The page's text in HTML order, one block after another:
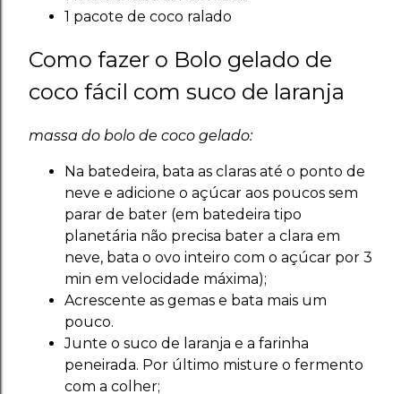
1 pacote de coco ralado
Como fazer o Bolo gelado de
coco fácil com suco de laranja
massa do bolo de coco gelado:
Na batedeira, bata as claras até o ponto de
neve e adicione o açúcar aos poucos sem
parar de bater (em batedeira tipo
planetária não precisa bater a clara em
neve, bata o ovo inteiro com o açúcar por 3
min em velocidade máxima);
Acrescente as gemas e bata mais um
pouco.
Junte o suco de laranja e a farinha
peneirada. Por último misture o fermento
com a colher;